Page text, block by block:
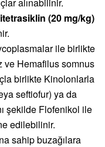
(20 mg/kg)
ile birlikte
ve Hemafilus somnus
birlikte Kinolonlarla
seftiofur) ya da
şekilde Flofenikol ile
edilebilinir.
sahip buzağılara